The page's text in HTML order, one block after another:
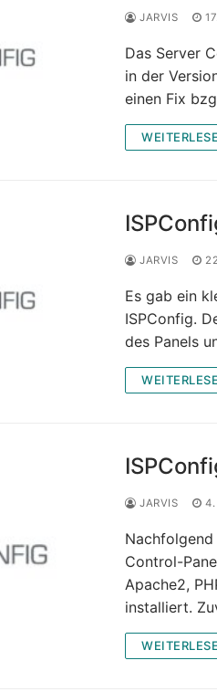
JARVIS
Das Server
in der
einen Fix
JARVIS
Es gab ein
ISPConfig.
des Panels
JARVIS 4.
Control-
Apache2,
installiert.